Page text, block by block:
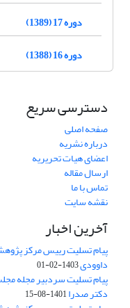
دوره 17 (1389)
دوره 16 (1388)
دسترسی سریع
صفحه اصلی
درباره نشریه
اعضای هیات تحریریه
ارسال مقاله
تماس با ما
نقشه سایت
آخرین اخبار
پیام تسلیت رییس مرکز
داوودی1403-02-01
پیام تسلیت سردبیر مجله
دکتر صدرا1401-08-15